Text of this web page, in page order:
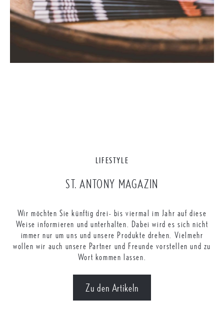
LIFESTYLE
ST. ANTONY MAGAZIN
Wir möchten Sie künftig drei- bis viermal im Jahr auf diese
Weise informieren und unterhalten. Dabei wird es sich nicht
immer nur um uns und unsere Produkte drehen. Vielmehr
wollen wir auch unsere Partner und Freunde vorstellen und zu
Wort kommen lassen.
Zu den Artikeln